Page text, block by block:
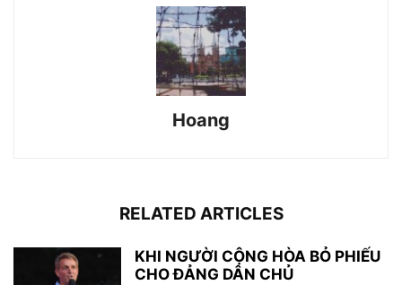
Hoang
RELATED ARTICLES
KHI NGƯỜI CỘNG HÒA BỎ PHIẾU
CHO ĐẢNG DÂN CHỦ